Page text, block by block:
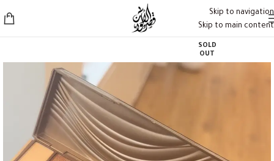
Skip to navigation
Skip to main content
SOLD
OUT